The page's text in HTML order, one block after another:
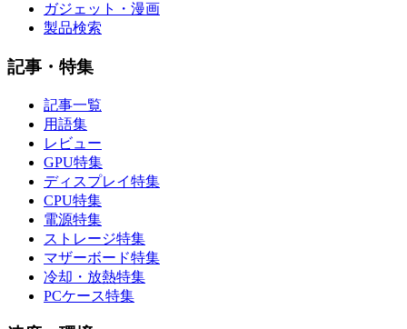
ガジェット・漫画
製品検索
記事・特集
記事一覧
用語集
レビュー
GPU特集
ディスプレイ特集
CPU特集
電源特集
ストレージ特集
マザーボード特集
冷却・放熱特集
PCケース特集